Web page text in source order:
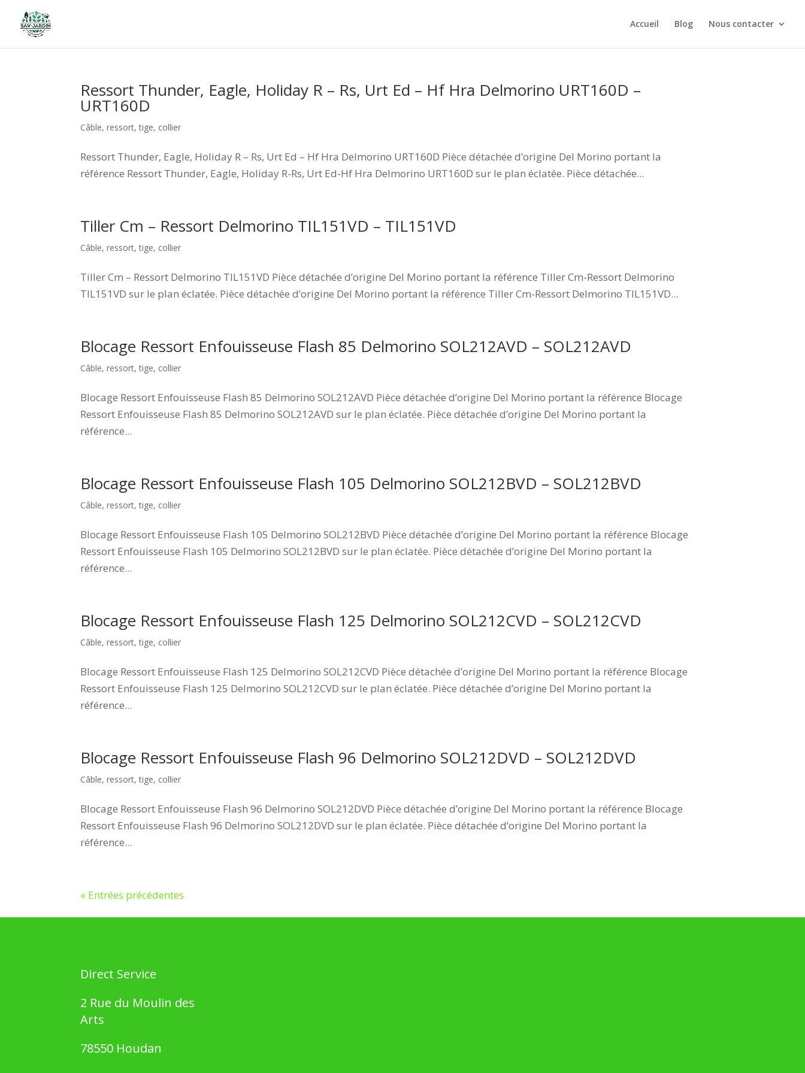
Accueil Blog Nous contacter
Ressort Thunder, Eagle, Holiday R – Rs, Urt Ed – Hf Hra Delmorino URT160D –
URT160D
Câble, ressort, tige, collier
Ressort Thunder, Eagle, Holiday R – Rs, Urt Ed – Hf Hra Delmorino URT160D Pièce détachée d’origine Del Morino portant la
référence Ressort Thunder, Eagle, Holiday R-Rs, Urt Ed-Hf Hra Delmorino URT160D sur le plan éclatée. Pièce détachée...
Tiller Cm – Ressort Delmorino TIL151VD – TIL151VD
Câble, ressort, tige, collier
Tiller Cm – Ressort Delmorino TIL151VD Pièce détachée d’origine Del Morino portant la référence Tiller Cm-Ressort Delmorino
TIL151VD sur le plan éclatée. Pièce détachée d’origine Del Morino portant la référence Tiller Cm-Ressort Delmorino TIL151VD...
Blocage Ressort Enfouisseuse Flash 85 Delmorino SOL212AVD – SOL212AVD
Câble, ressort, tige, collier
Blocage Ressort Enfouisseuse Flash 85 Delmorino SOL212AVD Pièce détachée d’origine Del Morino portant la référence Blocage
Ressort Enfouisseuse Flash 85 Delmorino SOL212AVD sur le plan éclatée. Pièce détachée d’origine Del Morino portant la
référence...
Blocage Ressort Enfouisseuse Flash 105 Delmorino SOL212BVD – SOL212BVD
Câble, ressort, tige, collier
Blocage Ressort Enfouisseuse Flash 105 Delmorino SOL212BVD Pièce détachée d’origine Del Morino portant la référence Blocage
Ressort Enfouisseuse Flash 105 Delmorino SOL212BVD sur le plan éclatée. Pièce détachée d’origine Del Morino portant la
référence...
Blocage Ressort Enfouisseuse Flash 125 Delmorino SOL212CVD – SOL212CVD
Câble, ressort, tige, collier
Blocage Ressort Enfouisseuse Flash 125 Delmorino SOL212CVD Pièce détachée d’origine Del Morino portant la référence Blocage
Ressort Enfouisseuse Flash 125 Delmorino SOL212CVD sur le plan éclatée. Pièce détachée d’origine Del Morino portant la
référence...
Blocage Ressort Enfouisseuse Flash 96 Delmorino SOL212DVD – SOL212DVD
Câble, ressort, tige, collier
Blocage Ressort Enfouisseuse Flash 96 Delmorino SOL212DVD Pièce détachée d’origine Del Morino portant la référence Blocage
Ressort Enfouisseuse Flash 96 Delmorino SOL212DVD sur le plan éclatée. Pièce détachée d’origine Del Morino portant la
référence...
« Entrées précédentes
Direct Service
2 Rue du Moulin des
Arts
78550 Houdan